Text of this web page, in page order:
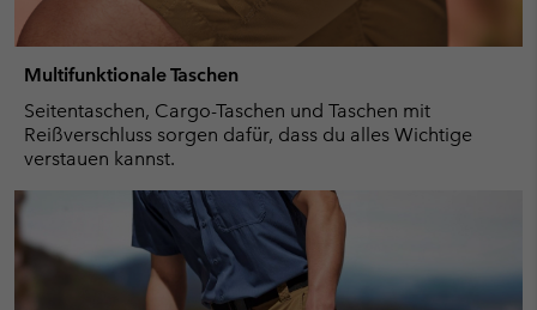
Multifunktionale Taschen
Seitentaschen, Cargo-Taschen und Taschen mit
Reißverschluss sorgen dafür, dass du alles Wichtige
verstauen kannst.